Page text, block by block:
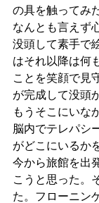
の具を触ってみ
なんとも言えず
没頭して素手で
はそれ以降は何
ことを笑顔で見
が完成して没頭
もうそこにいな
脳内でテレパシ
がどこにいるか
今から旅館を出
こうと思った。
た。フローニン